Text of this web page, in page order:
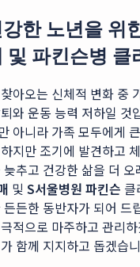
한 노년을 위
및 파킨슨병 클
아오는 신체적 변화 중
와 운동 능력 저하일 것
아니라 가족 모두에게
지만 조기에 발견하고
추고 건강한 삶을 더 오
및 S서울병원 파킨슨 클
든한 동반자가 되어 드
적으로 마주하고 관리
함께 지지하고 돕겠습